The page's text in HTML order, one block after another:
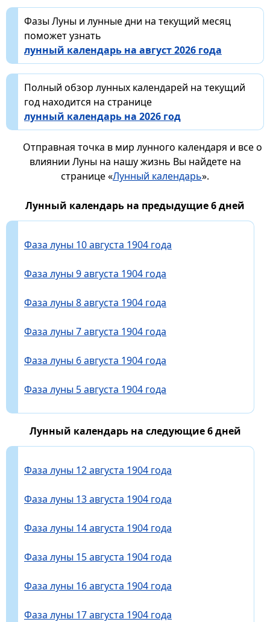
Фазы Луны и лунные дни на текущий месяц
поможет узнать
лунный календарь на август 2026 года
Полный обзор лунных календарей на текущий
год находится на странице
лунный календарь на 2026 год
Отправная точка в мир лунного календаря и все о
влиянии Луны на нашу жизнь Вы найдете на
странице «Лунный календарь».
Лунный календарь на предыдущие 6 дней
Фаза луны 10 августа 1904 года
Фаза луны 9 августа 1904 года
Фаза луны 8 августа 1904 года
Фаза луны 7 августа 1904 года
Фаза луны 6 августа 1904 года
Фаза луны 5 августа 1904 года
Лунный календарь на следующие 6 дней
Фаза луны 12 августа 1904 года
Фаза луны 13 августа 1904 года
Фаза луны 14 августа 1904 года
Фаза луны 15 августа 1904 года
Фаза луны 16 августа 1904 года
Фаза луны 17 августа 1904 года